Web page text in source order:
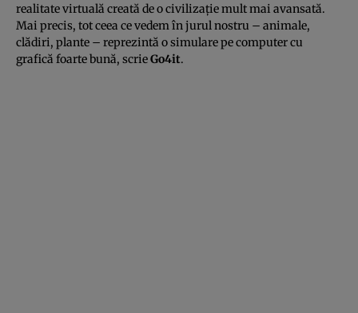
realitate virtuală creată de o civilizaţie mult mai avansată.
Mai precis, tot ceea ce vedem în jurul nostru – animale,
clădiri, plante – reprezintă o simulare pe computer cu
grafică foarte bună, scrieGo4it.